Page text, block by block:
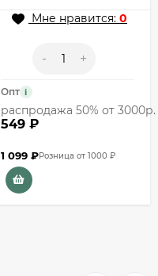
Мне нравится: 0
- +
Опт i
распродажа 50% от 3000р.
549 ₽
1 099 ₽Розница от 1000 ₽